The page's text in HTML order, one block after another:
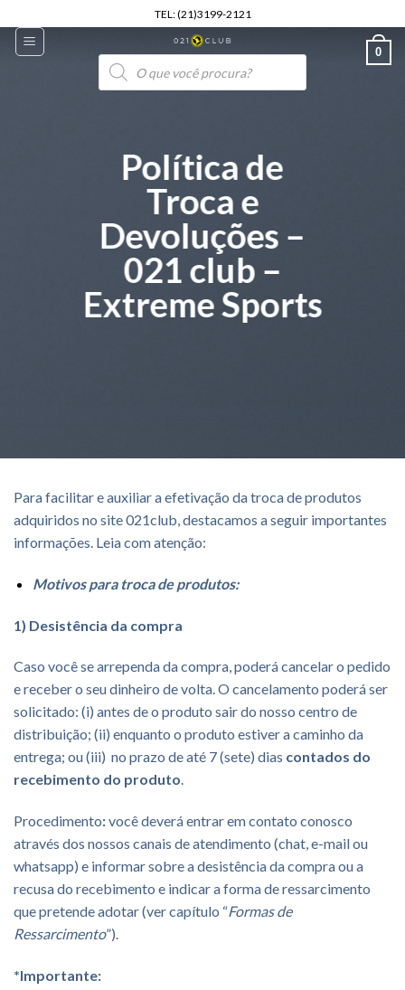
to
content
TEL: (21)3199-2121
0
Pesquisar
produtos
Política de
Troca e
Devoluções –
021 club –
Extreme Sports
Para facilitar e auxiliar a efetivação da troca de produtos
adquiridos no site 021club, destacamos a seguir importantes
informações. Leia com atenção:
Motivos para troca de produtos:
1) Desistência da compra
Caso você se arrependa da compra, poderá cancelar o pedido
e receber o seu dinheiro de volta. O cancelamento poderá ser
solicitado: (i) antes de o produto sair do nosso centro de
distribuição; (ii) enquanto o produto estiver a caminho da
entrega; ou (iii) no prazo de até 7 (sete) dias contados do
recebimento do produto.
Procedimento:você deverá entrar em contato conosco
através dos nossos canais de atendimento (chat, e-mail ou
whatsapp) e informar sobre a desistência da compra ou a
recusa do recebimento e indicar a forma de ressarcimento
que pretende adotar (ver capítulo “Formas de
Ressarcimento”).
*Importante: